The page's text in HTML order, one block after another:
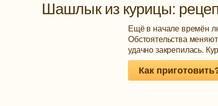
Шашлык из курицы:
Ещё в начале времён
Обстоятельства
удачно закрепилась.
Как